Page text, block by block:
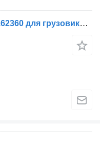
Клапан EGR DAF XF CF 106 2162360 для грузовика DAF Xf Cf 106 E6